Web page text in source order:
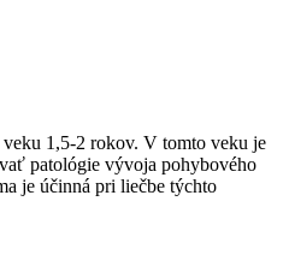
veku 1,5-2 rokov. V tomto veku je
patológie vývoja pohybového
je účinná pri liečbe týchto